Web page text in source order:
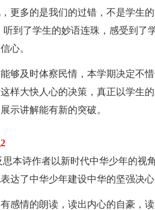
更多的是我们的过错，不是学生
到了学生的妙语连珠，感受到了
心。
及时体察民情，本学期决定不惜
样大快人心的决策，真正以学生
示讲解能有新的突破。
诗作者以新时代中华少年的视
达了中华少年建设中华的坚强决心
情的朗读，读出内心的自豪，读